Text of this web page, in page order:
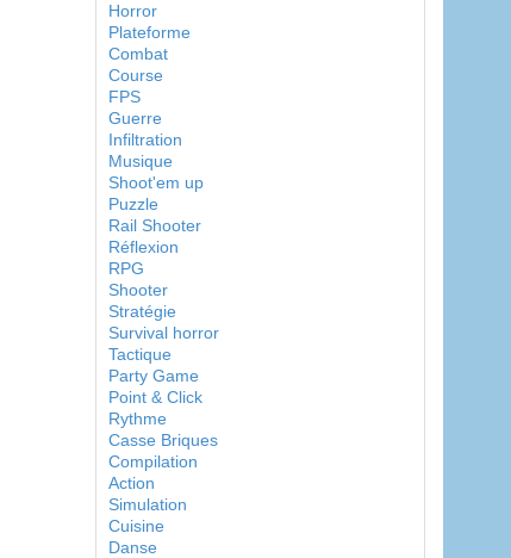
Horror
Plateforme
Combat
Course
FPS
Guerre
Infiltration
Musique
Shoot'em up
Puzzle
Rail Shooter
Réflexion
RPG
Shooter
Stratégie
Survival horror
Tactique
Party Game
Point & Click
Rythme
Casse Briques
Compilation
Action
Simulation
Cuisine
Danse